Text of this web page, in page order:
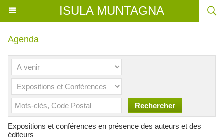
ISULA MUNTAGNA
Agenda
Expositions et conférences en présence des auteurs et des
éditeurs